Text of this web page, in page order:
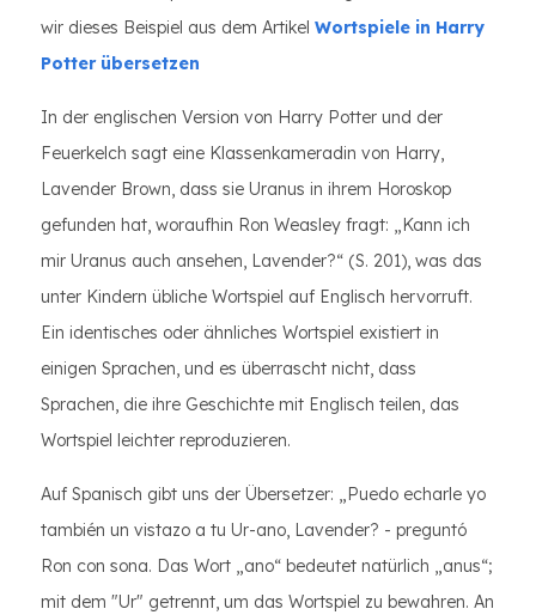
wir dieses Beispiel aus dem Artikel Wortspiele in Harry
Potter übersetzen
In der englischen Version von Harry Potter und der
Feuerkelch sagt eine Klassenkameradin von Harry,
Lavender Brown, dass sie Uranus in ihrem Horoskop
gefunden hat, woraufhin Ron Weasley fragt: „Kann ich
mir Uranus auch ansehen, Lavender?“ (S. 201), was das
unter Kindern übliche Wortspiel auf Englisch hervorruft.
Ein identisches oder ähnliches Wortspiel existiert in
einigen Sprachen, und es überrascht nicht, dass
Sprachen, die ihre Geschichte mit Englisch teilen, das
Wortspiel leichter reproduzieren.
Auf Spanisch gibt uns der Übersetzer: „Puedo echarle yo
también un vistazo a tu Ur-ano, Lavender? - preguntó
Ron con sona. Das Wort „ano“ bedeutet natürlich „anus“;
mit dem "Ur" getrennt, um das Wortspiel zu bewahren. An